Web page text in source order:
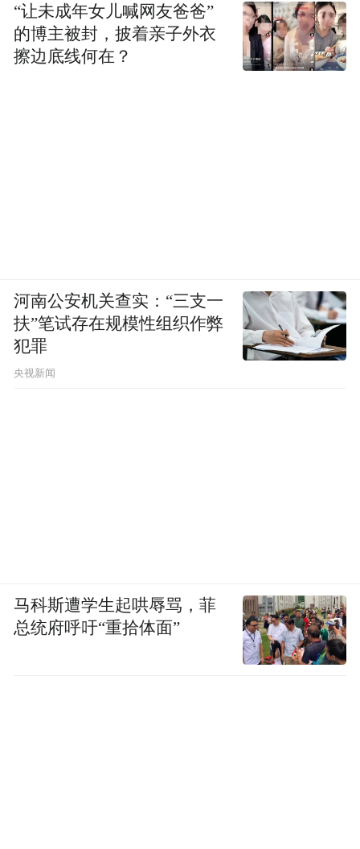
“让未成年女儿喊网友爸爸”
的博主被封，披着亲子外衣
擦边底线何在？
河南公安机关查实：“三支一
扶”笔试存在规模性组织作弊
犯罪
央视新闻
马科斯遭学生起哄辱骂，菲
总统府呼吁“重拾体面”